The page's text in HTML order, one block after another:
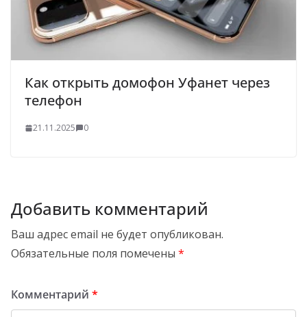
Как открыть домофон Уфанет через
телефон
21.11.2025 0
Добавить комментарий
Ваш адрес email не будет опубликован.
Обязательные поля помечены *
Комментарий *